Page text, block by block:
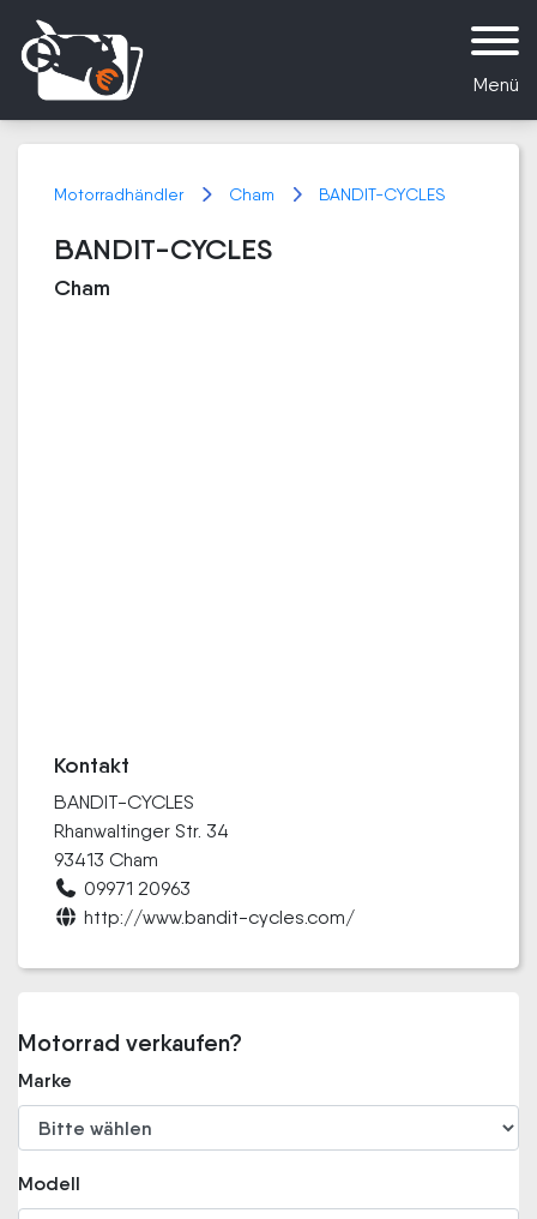
Menü
Motorradhändler Cham BANDIT-CYCLES
BANDIT-CYCLES
Cham
Kontakt
BANDIT-CYCLES
Rhanwaltinger Str. 34
93413 Cham
09971 20963
http://www.bandit-cycles.com/
Motorrad verkaufen?
Marke
Modell